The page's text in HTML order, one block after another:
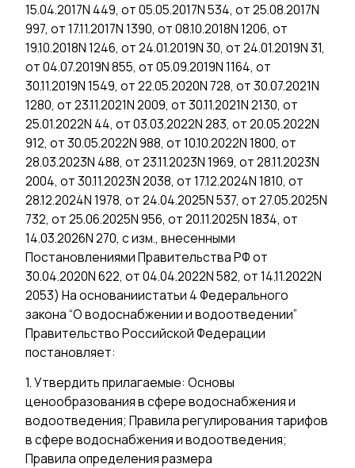
15.04.2017N 449, от 05.05.2017N 534, от 25.08.2017N
997, от 17.11.2017N 1390, от 08.10.2018N 1206, от
19.10.2018N 1246, от 24.01.2019N 30, от 24.01.2019N 31,
от 04.07.2019N 855, от 05.09.2019N 1164, от
30.11.2019N 1549, от 22.05.2020N 728, от 30.07.2021N
1280, от 23.11.2021N 2009, от 30.11.2021N 2130, от
25.01.2022N 44, от 03.03.2022N 283, от 20.05.2022N
912, от 30.05.2022N 988, от 10.10.2022N 1800, от
28.03.2023N 488, от 23.11.2023N 1969, от 28.11.2023N
2004, от 30.11.2023N 2038, от 17.12.2024N 1810, от
28.12.2024N 1978, от 24.04.2025N 537, от 27.05.2025N
732, от 25.06.2025N 956, от 20.11.2025N 1834, от
14.03.2026N 270, с изм., внесенными
Постановлениями Правительства РФ от
30.04.2020N 622, от 04.04.2022N 582, от 14.11.2022N
2053) На основаниистатьи 4 Федерального
закона “О водоснабжении и водоотведении”
Правительство Российской Федерации
постановляет:
1. Утвердить прилагаемые: Основы
ценообразования в сфере водоснабжения и
водоотведения; Правила регулирования тарифов
в сфере водоснабжения и водоотведения;
Правила определения размера